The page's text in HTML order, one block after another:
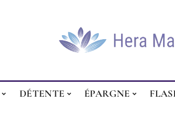
DÉTENTE ÉPARGNE